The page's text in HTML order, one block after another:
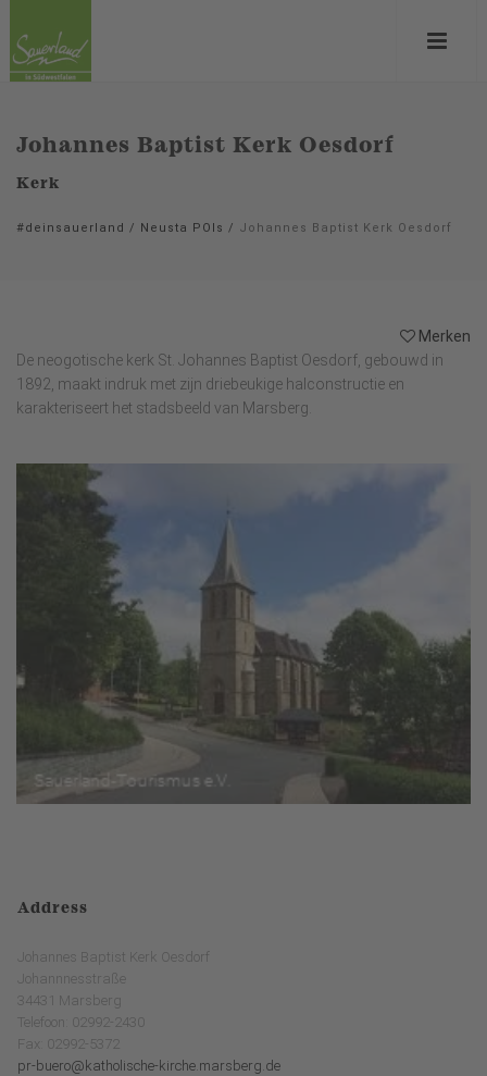
Johannes Baptist Kerk Oesdorf
Kerk
#deinsauerland / Neusta POIs / Johannes Baptist Kerk Oesdorf
Merken
De neogotische kerk St. Johannes Baptist Oesdorf, gebouwd in
1892, maakt indruk met zijn driebeukige halconstructie en
karakteriseert het stadsbeeld van Marsberg.
Address
Johannes Baptist Kerk Oesdorf
Johannnesstraße
34431 Marsberg
Telefoon: 02992-2430
Fax: 02992-5372
pr-buero@katholische-kirche.marsberg.de